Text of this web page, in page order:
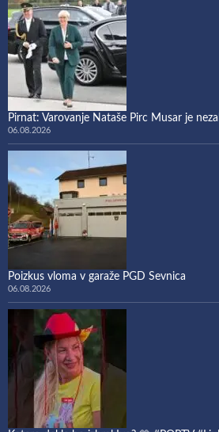
Pirnat: Varovanje Nataše Pirc Musar je
06.08.2026
Poizkus vloma v garaže PGD Sevnica
06.08.2026